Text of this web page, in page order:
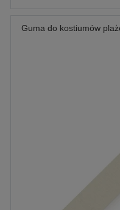
Guma do kostiumów